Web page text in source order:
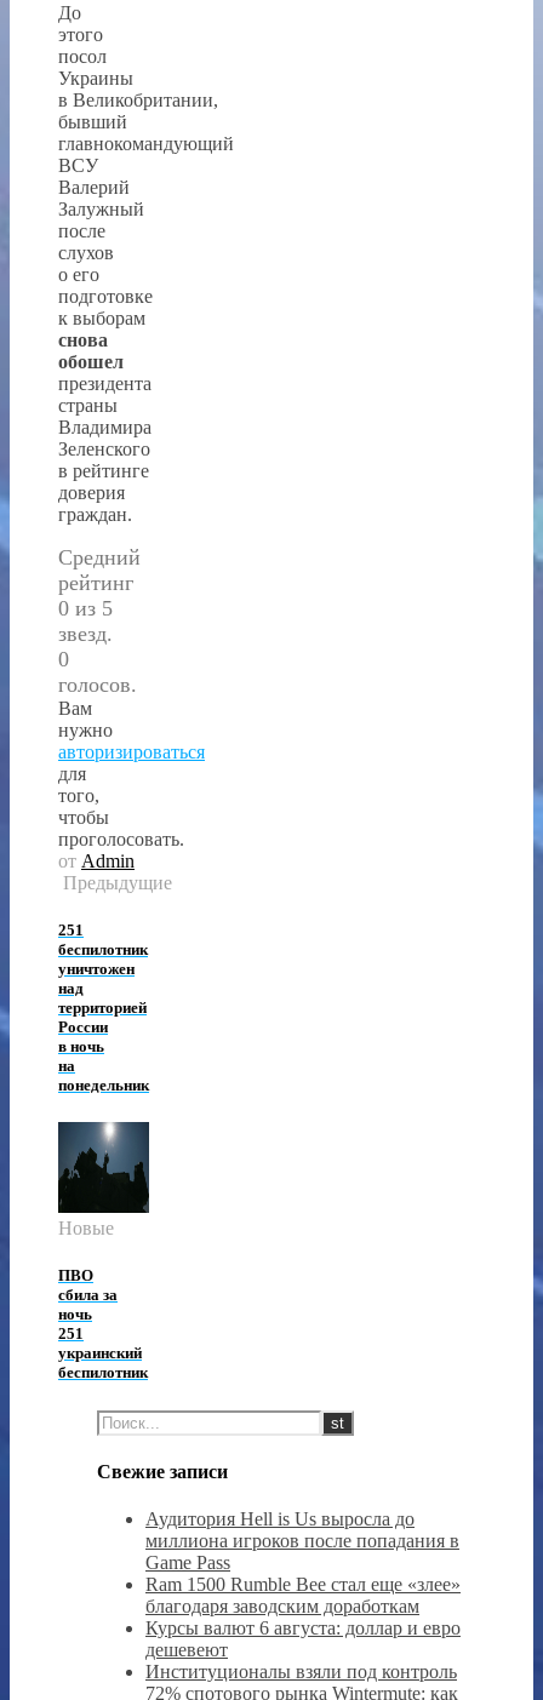
До
этого
посол
Украины
в Великобритании,
бывший
главнокомандующий
ВСУ
Валерий
Залужный
после
слухов
о его
подготовке
к выборам
снова
обошел
президента
страны
Владимира
Зеленского
в рейтинге
доверия
граждан.
Средний
рейтинг
0 из 5
звезд.
0
голосов.
Вам
нужно
авторизироваться
для
того,
чтобы
проголосовать.
от Admin
Предыдущие
251
беспилотник
уничтожен
над
территорией
России
в ночь
на
понедельник
Новые
ПВО
сбила за
ночь
251
украинский
беспилотник
Свежие записи
Аудитория Hell is Us выросла до
миллиона игроков после попадания в
Game Pass
Ram 1500 Rumble Bee стал еще «злее»
благодаря заводским доработкам
Курсы валют 6 августа: доллар и евро
дешевеют
Институционалы взяли под контроль
72% спотового рынка Wintermute: как